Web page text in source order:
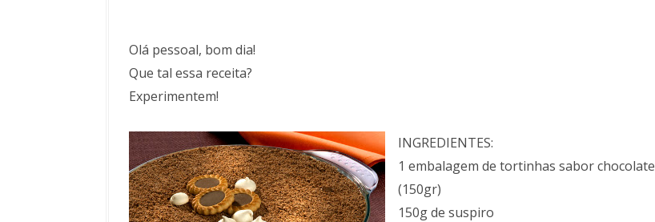
Olá pessoal, bom dia!
Que tal essa receita?
Experimentem!
INGREDIENTES:
1 embalagem de tortinhas sabor chocolate
(150gr)
150g de suspiro